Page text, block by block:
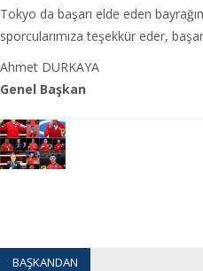
Tokyo da başarı elde eden
sporcularımıza teşekkür eder,
Ahmet DURKAYA
Genel Başkan
BAŞKANDAN